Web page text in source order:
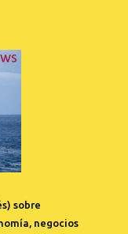
sobre
negocios